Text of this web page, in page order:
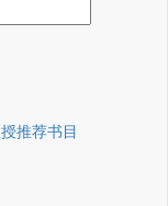
推荐书目